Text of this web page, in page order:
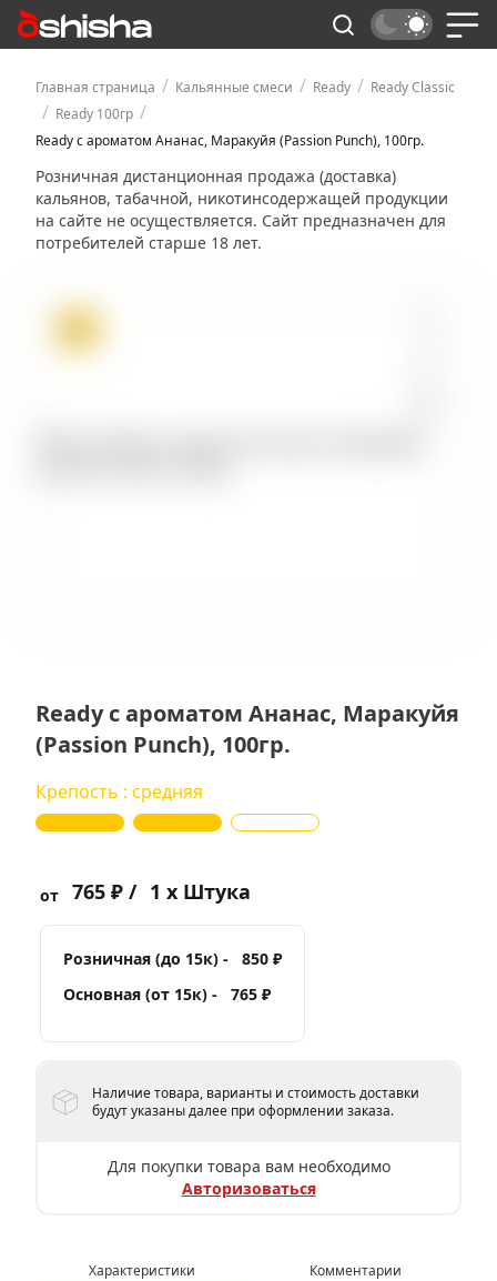
Главная страница / Кальянные смеси / Ready / Ready Classic
/ Ready 100гр /
Ready с ароматом Ананас, Маракуйя (Passion Punch), 100гр.
Розничная дистанционная продажа (доставка)
кальянов, табачной, никотинсодержащей продукции
на сайте не осуществляется. Сайт предназначен для
потребителей старше 18 лет.
Ready с ароматом Ананас, Маракуйя
(Passion Punch), 100гр.
Крепость : средняя
от 765 ₽ / 1 x Штука
Розничная (до 15к) -
850 ₽
Основная (от 15к) -
765 ₽
Наличие товара, варианты и стоимость доставки
будут указаны далее при оформлении заказа.
Для покупки товара вам необходимо
Авторизоваться
Характеристики Комментарии